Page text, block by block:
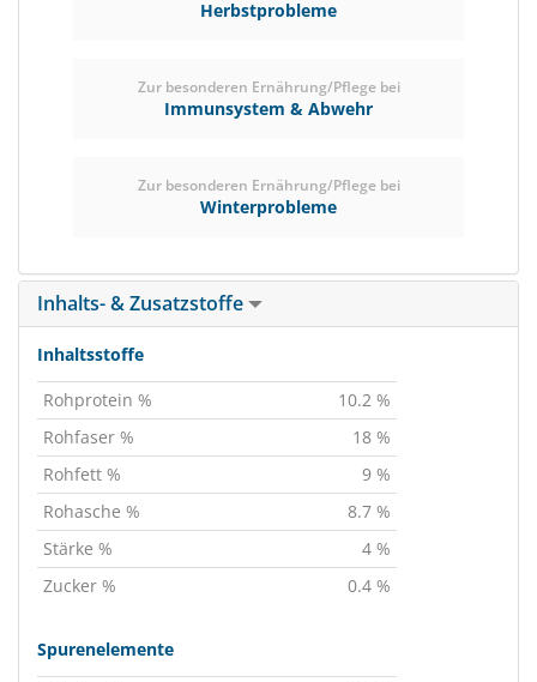
Herbstprobleme
Zur besonderen Ernährung/Pflege bei
Immunsystem & Abwehr
Zur besonderen Ernährung/Pflege bei
Winterprobleme
Inhalts- & Zusatzstoffe
Inhaltsstoffe
Rohprotein %
10.2 %
Rohfaser %
18 %
Rohfett %
9 %
Rohasche %
8.7 %
Stärke %
4 %
Zucker %
0.4 %
Spurenelemente